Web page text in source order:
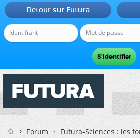
Retour sur Futura
Forum
Futura-Sciences : les